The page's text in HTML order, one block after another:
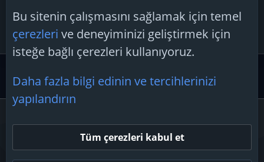
özetlerini duraklatıyor'
17 Ocak 2025
Cevaplar: 3
Güvenlik Merkezi ve Teknoloji Gündemi Teknoloji
Şartlar ve kurallar
Gizlilik politikası
Bu sitenin çalışmasını sağlamak için temel
çerezleri ve deneyiminizi geliştirmek için
isteğe bağlı çerezleri kullanıyoruz.
Daha fazla bilgi edinin ve tercihlerinizi
yapılandırın
Tüm çerezleri kabul et